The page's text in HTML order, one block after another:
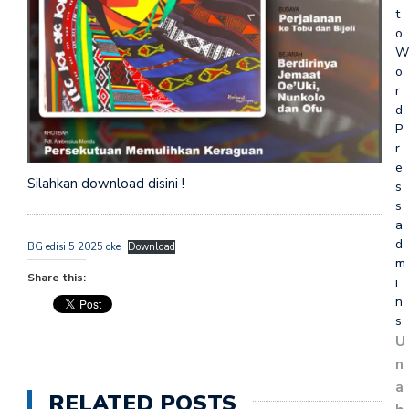
Silahkan download disini !
BG edisi 5 2025 oke Download
Share this:
RELATED POSTS
t
o
W
o
r
d
P
r
e
s
s
a
d
m
i
n
s
U
n
a